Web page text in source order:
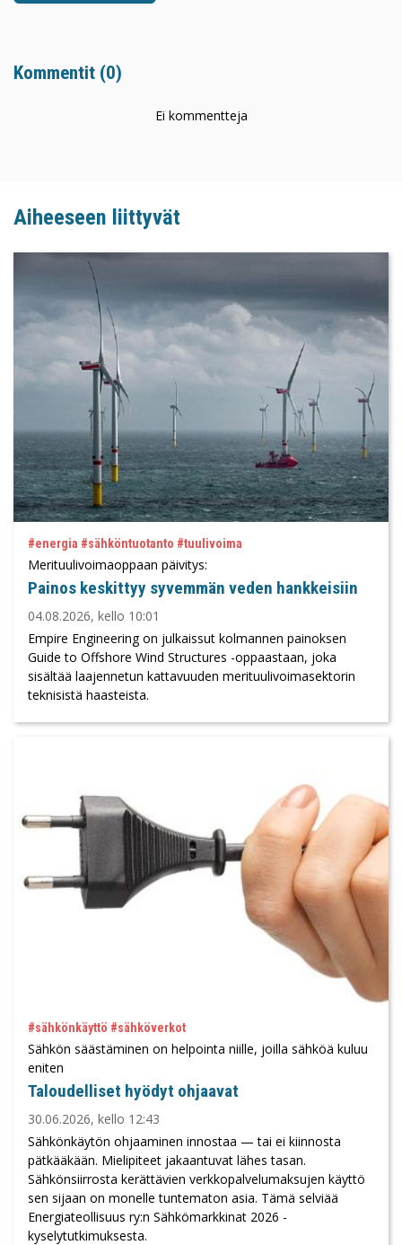
Kommentit (0)
Ei kommentteja
Aiheeseen liittyvät
#energia #sähköntuotanto #tuulivoima
Merituulivoimaoppaan päivitys:
Painos keskittyy syvemmän veden hankkeisiin
04.08.2026, kello 10:01
Empire Engineering on julkaissut kolmannen painoksen
Guide to Offshore Wind Structures -oppaastaan, joka
sisältää laajennetun kattavuuden merituulivoimasektorin
teknisistä haasteista.
#sähkönkäyttö #sähköverkot
Sähkön säästäminen on helpointa niille, joilla sähköä kuluu
eniten
Taloudelliset hyödyt ohjaavat
30.06.2026, kello 12:43
Sähkönkäytön ohjaaminen innostaa — tai ei kiinnosta
pätkääkään. Mielipiteet jakaantuvat lähes tasan.
Sähkönsiirrosta kerättävien verkkopalvelumaksujen käyttö
sen sijaan on monelle tuntematon asia. Tämä selviää
Energiateollisuus ry:n Sähkömarkkinat 2026 -
kyselytutkimuksesta.